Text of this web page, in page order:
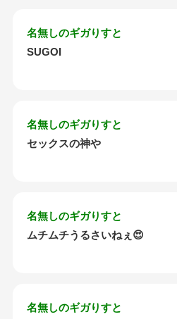
名無しのギガりすと
SUGOI
名無しのギガりすと
セックスの神や
名無しのギガりすと
ムチムチうるさいねぇ😍
名無しのギガりすと